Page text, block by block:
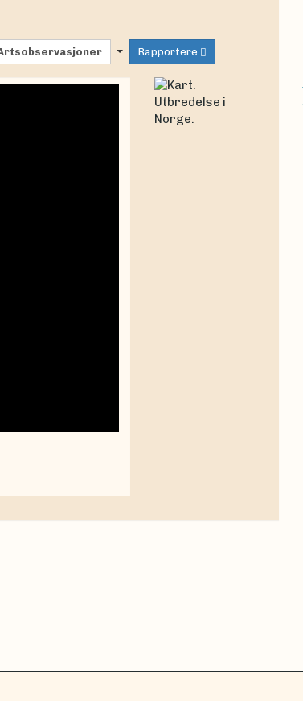
Rapportere